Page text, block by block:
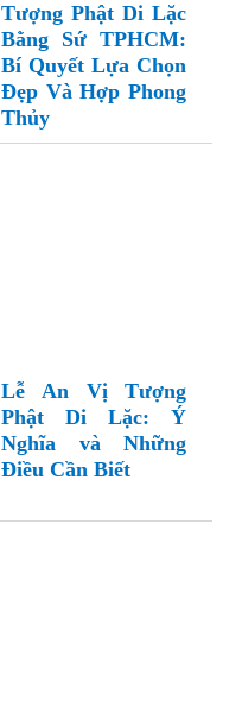
Tượng Phật Di Lặc
Bằng Sứ TPHCM:
Bí Quyết Lựa Chọn
Đẹp Và Hợp Phong
Thủy
Lễ An Vị Tượng
Phật Di Lặc: Ý
Nghĩa và Những
Điều Cần Biết